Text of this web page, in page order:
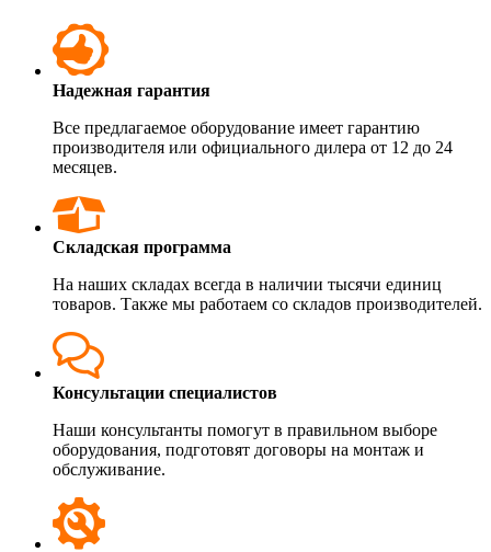
Надежная гарантия
Все предлагаемое оборудование имеет гарантию
производителя или официального дилера от 12 до 24
месяцев.
Складская программа
На наших складах всегда в наличии тысячи единиц
товаров. Также мы работаем со складов производителей.
Консультации специалистов
Наши консультанты помогут в правильном выборе
оборудования, подготовят договоры на монтаж и
обслуживание.